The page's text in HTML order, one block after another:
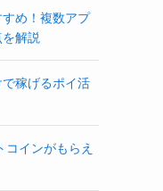
め！複数アプ
解説
稼げるポイ活
コインがもらえ